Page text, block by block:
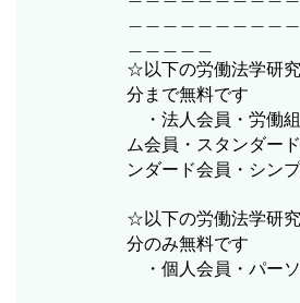
☆以下の労働法学研
分まで無料です
・法人会員・労働
ム会員・スタンダー
ンダード会員・シン
☆以下の労働法学研
分のみ無料です
・個人会員・パー